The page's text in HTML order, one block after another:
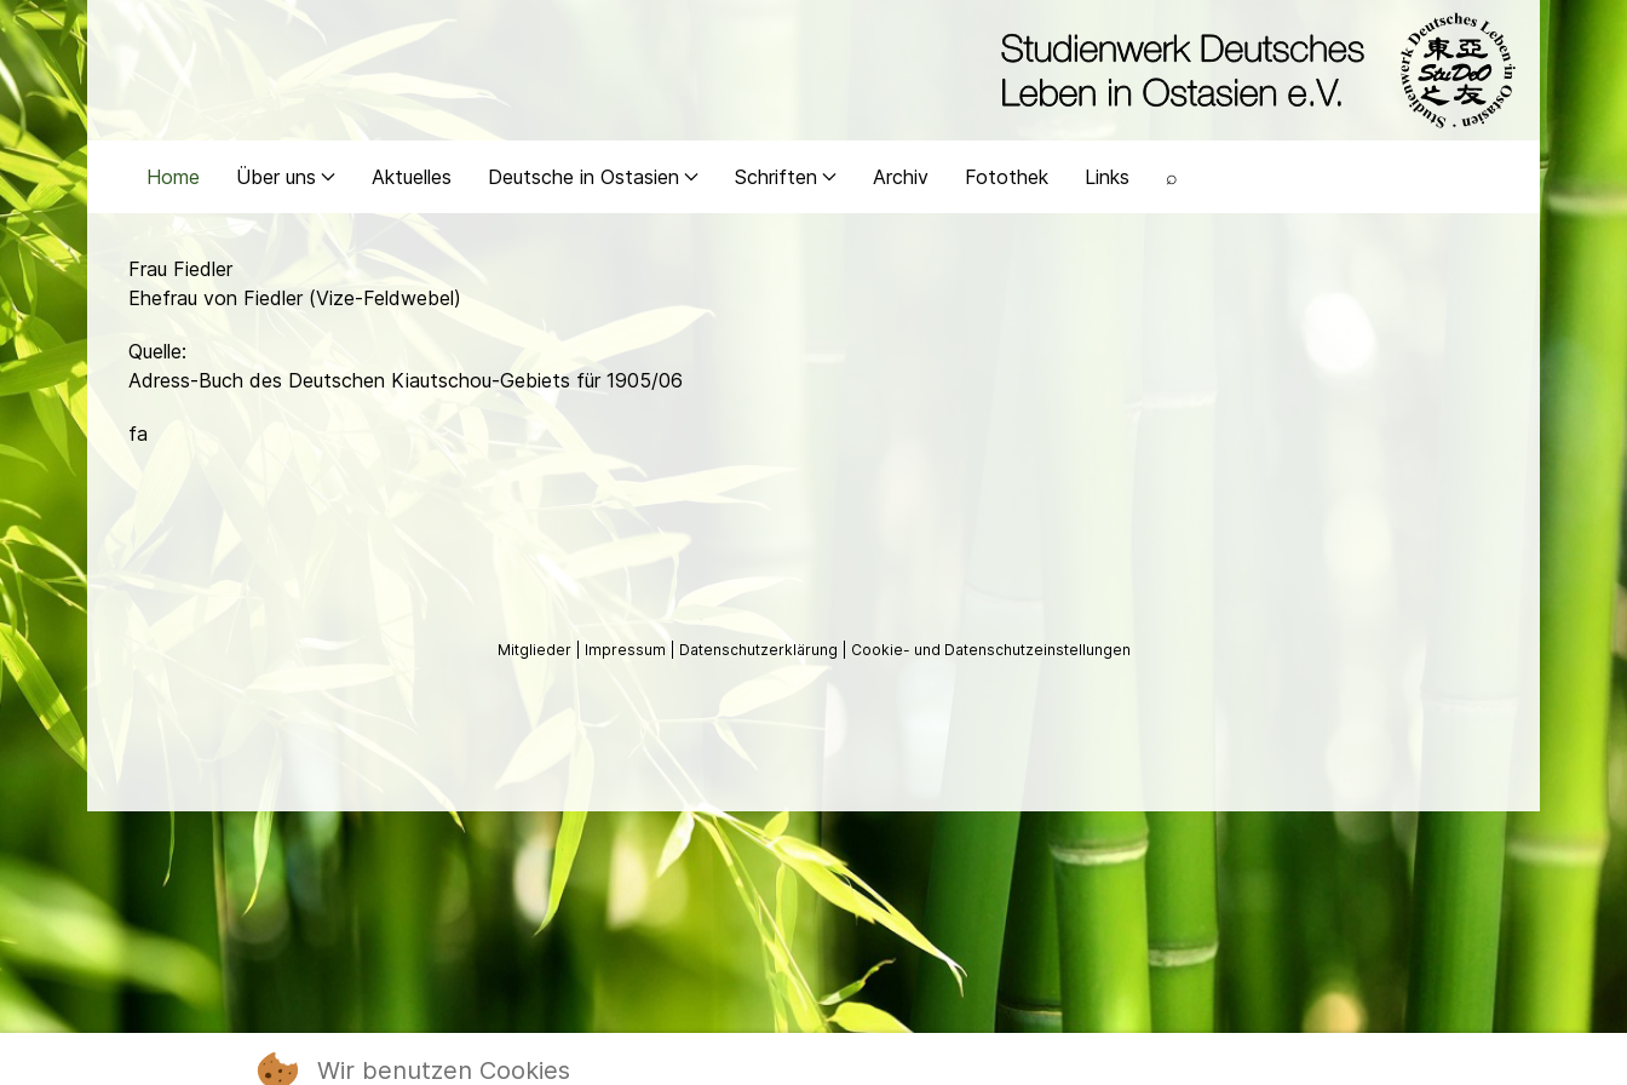
Home Über uns Aktuelles Deutsche in Ostasien Schriften Archiv Fotothek Links ⌕
Frau Fiedler
Ehefrau von Fiedler (Vize-Feldwebel)
Quelle:
Adress-Buch des Deutschen Kiautschou-Gebiets für 1905/06
fa
Mitglieder Impressum Datenschutzerklärung Cookie- und Datenschutzeinstellungen
Wir benutzen Cookies